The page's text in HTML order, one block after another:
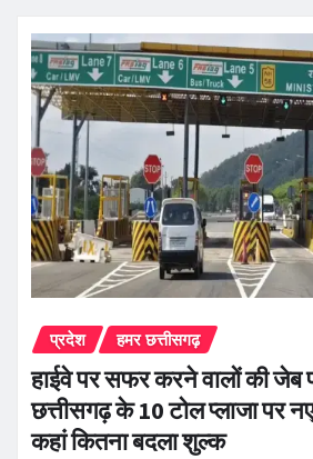
प्रदेश हमर छत्तीसगढ़
हाईवे पर सफर करने वालों की जेब
छत्तीसगढ़ के 10 टोल प्लाजा पर
कहां कितना बदला शुल्क